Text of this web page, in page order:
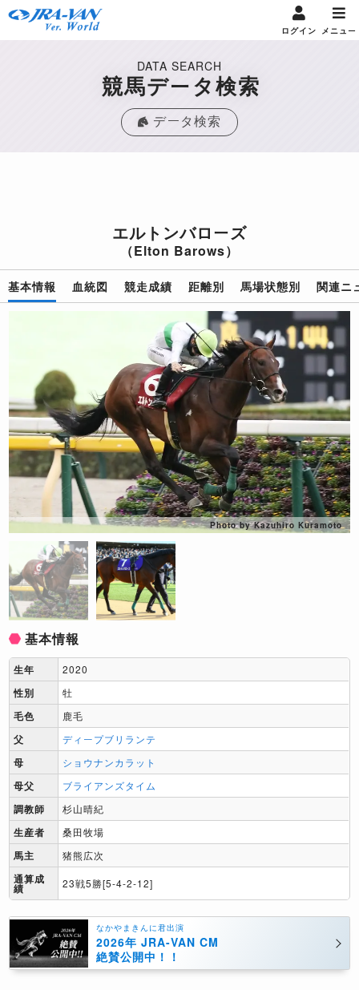
ログイン メニュー
DATA SEARCH
競馬データ検索
データ検索
エルトンバローズ
（Elton Barows）
基本情報 血統図 競走成績 距離別 馬場状態別 関連ニ
Photo by Kazuhiro Kuramoto
基本情報
生年 2020
性別 牡
毛色 鹿毛
父 ディープブリランテ
母 ショウナンカラット
母父 ブライアンズタイム
調教師 杉山晴紀
生産者 桑田牧場
馬主 猪熊広次
通算成
績 23戦5勝[5-4-2-12]
なかやまきんに君出演
2026年 JRA-VAN CM
絶賛公開中！！